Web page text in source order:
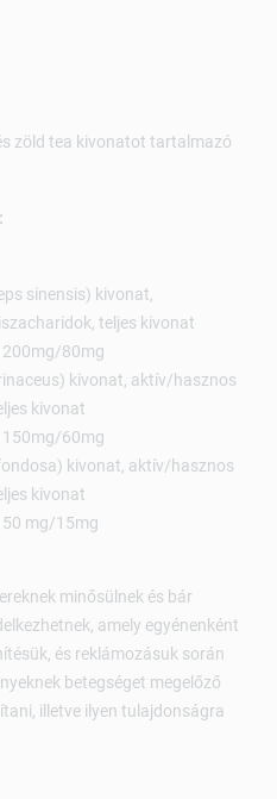
zöld tea kivonatot tartalmazó
sinensis) kivonat,
teljes kivonat
80mg
kivonat, aktív/hasznos
kivonat
60mg
kivonat, aktív/hasznos
kivonat
mg/15mg
minősülnek és bár
amely egyénenként
és reklámozásuk során
betegséget megelőző
illetve ilyen tulajdonságra